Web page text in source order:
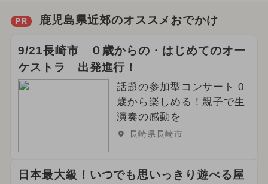
PR 鹿児島県近郊のオススメおでかけ
9/21長崎市 ０歳からの・はじめてのオー
ケストラ 出発進行！
話題の参加型コンサート 0
歳から楽しめる！親子で生
演奏の感動を
長崎県長崎市
日本最大級！いつでも思いっきり遊べる屋